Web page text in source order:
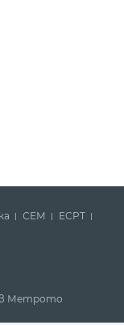
СЕМ
ECPT
в Метрото